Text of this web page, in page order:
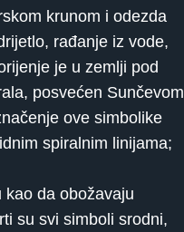
krunom i odezda
rađanje iz vode,
je u zemlji pod
posvećen Sunčevom
ove simbolike
spiralnim linijama;
da obožavaju
su svi simboli srodni,